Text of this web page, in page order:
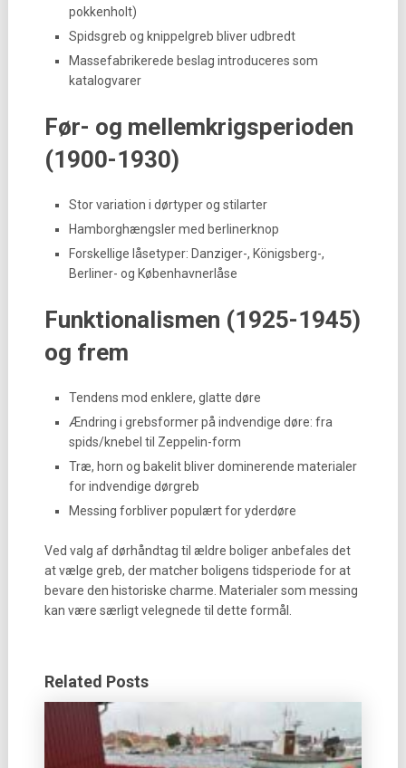
pokkenholt)
Spidsgreb og knippelgreb bliver udbredt
Massefabrikerede beslag introduceres som
katalogvarer
Før- og mellemkrigsperioden
(1900-1930)
Stor variation i dørtyper og stilarter
Hamborghængsler med berlinerknop
Forskellige låsetyper: Danziger-, Königsberg-,
Berliner- og Københavnerlåse
Funktionalismen (1925-1945)
og frem
Tendens mod enklere, glatte døre
Ændring i grebsformer på indvendige døre: fra
spids/knebel til Zeppelin-form
Træ, horn og bakelit bliver dominerende materialer
for indvendige dørgreb
Messing forbliver populært for yderdøre
Ved valg af dørhåndtag til ældre boliger anbefales det
at vælge greb, der matcher boligens tidsperiode for at
bevare den historiske charme. Materialer som messing
kan være særligt velegnede til dette formål.
Related Posts